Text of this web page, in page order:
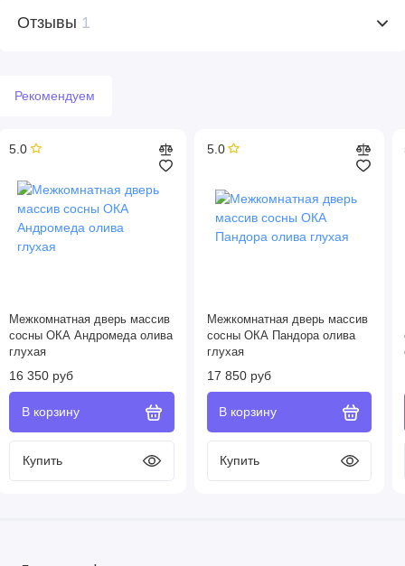
Отзывы 1
Рекомендуем
5.0
Межкомнатная дверь массив
сосны ОКА Андромеда олива
глухая
16 350 руб
Купить
5.0
Межкомнатная дверь массив
сосны ОКА Пандора олива
глухая
17 850 руб
Купить